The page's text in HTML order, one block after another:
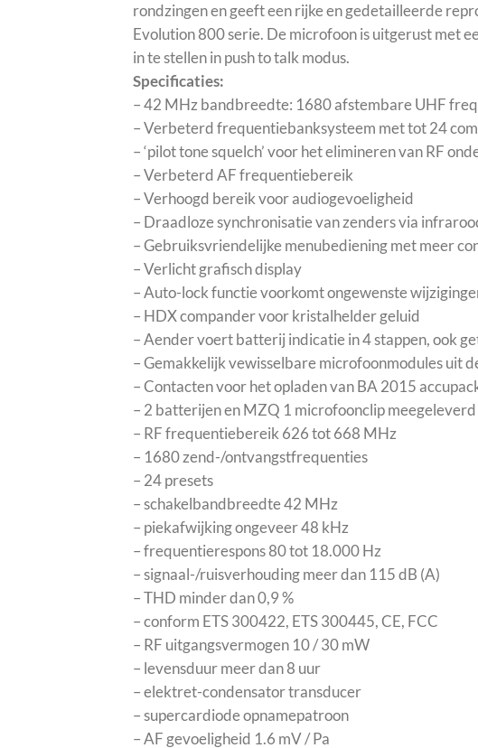
rondzingen en geeft een rijke en gedetailleerde
Evolution 800 serie. De microfoon is uitgerust met
in te stellen in push to talk modus.
Specificaties:
– 42 MHz bandbreedte: 1680 afstembare UHF
– Verbeterd frequentiebanksysteem met tot 24
– ‘pilot tone squelch’ voor het elimineren van RF
– Verbeterd AF frequentiebereik
– Verhoogd bereik voor audiogevoeligheid
– Draadloze synchronisatie van zenders via
– Gebruiksvriendelijke menubediening met meer
– Verlicht grafisch display
– Auto-lock functie voorkomt ongewenste
– HDX compander voor kristalhelder geluid
– Aender voert batterij indicatie in 4 stappen, ook
– Gemakkelijk vewisselbare microfoonmodules uit
– Contacten voor het opladen van BA 2015
– 2 batterijen en MZQ 1 microfoonclip meegeleverd
– RF frequentiebereik 626 tot 668 MHz
– 1680 zend-/ontvangstfrequenties
– 24 presets
– schakelbandbreedte 42 MHz
– piekafwijking ongeveer 48 kHz
– frequentierespons 80 tot 18.000 Hz
– signaal-/ruisverhouding meer dan 115 dB (A)
– THD minder dan 0,9 %
– conform ETS 300422, ETS 300445, CE, FCC
– RF uitgangsvermogen 10 / 30 mW
– levensduur meer dan 8 uur
– elektret-condensator transducer
– supercardiode opnamepatroon
– AF gevoeligheid 1.6 mV / Pa